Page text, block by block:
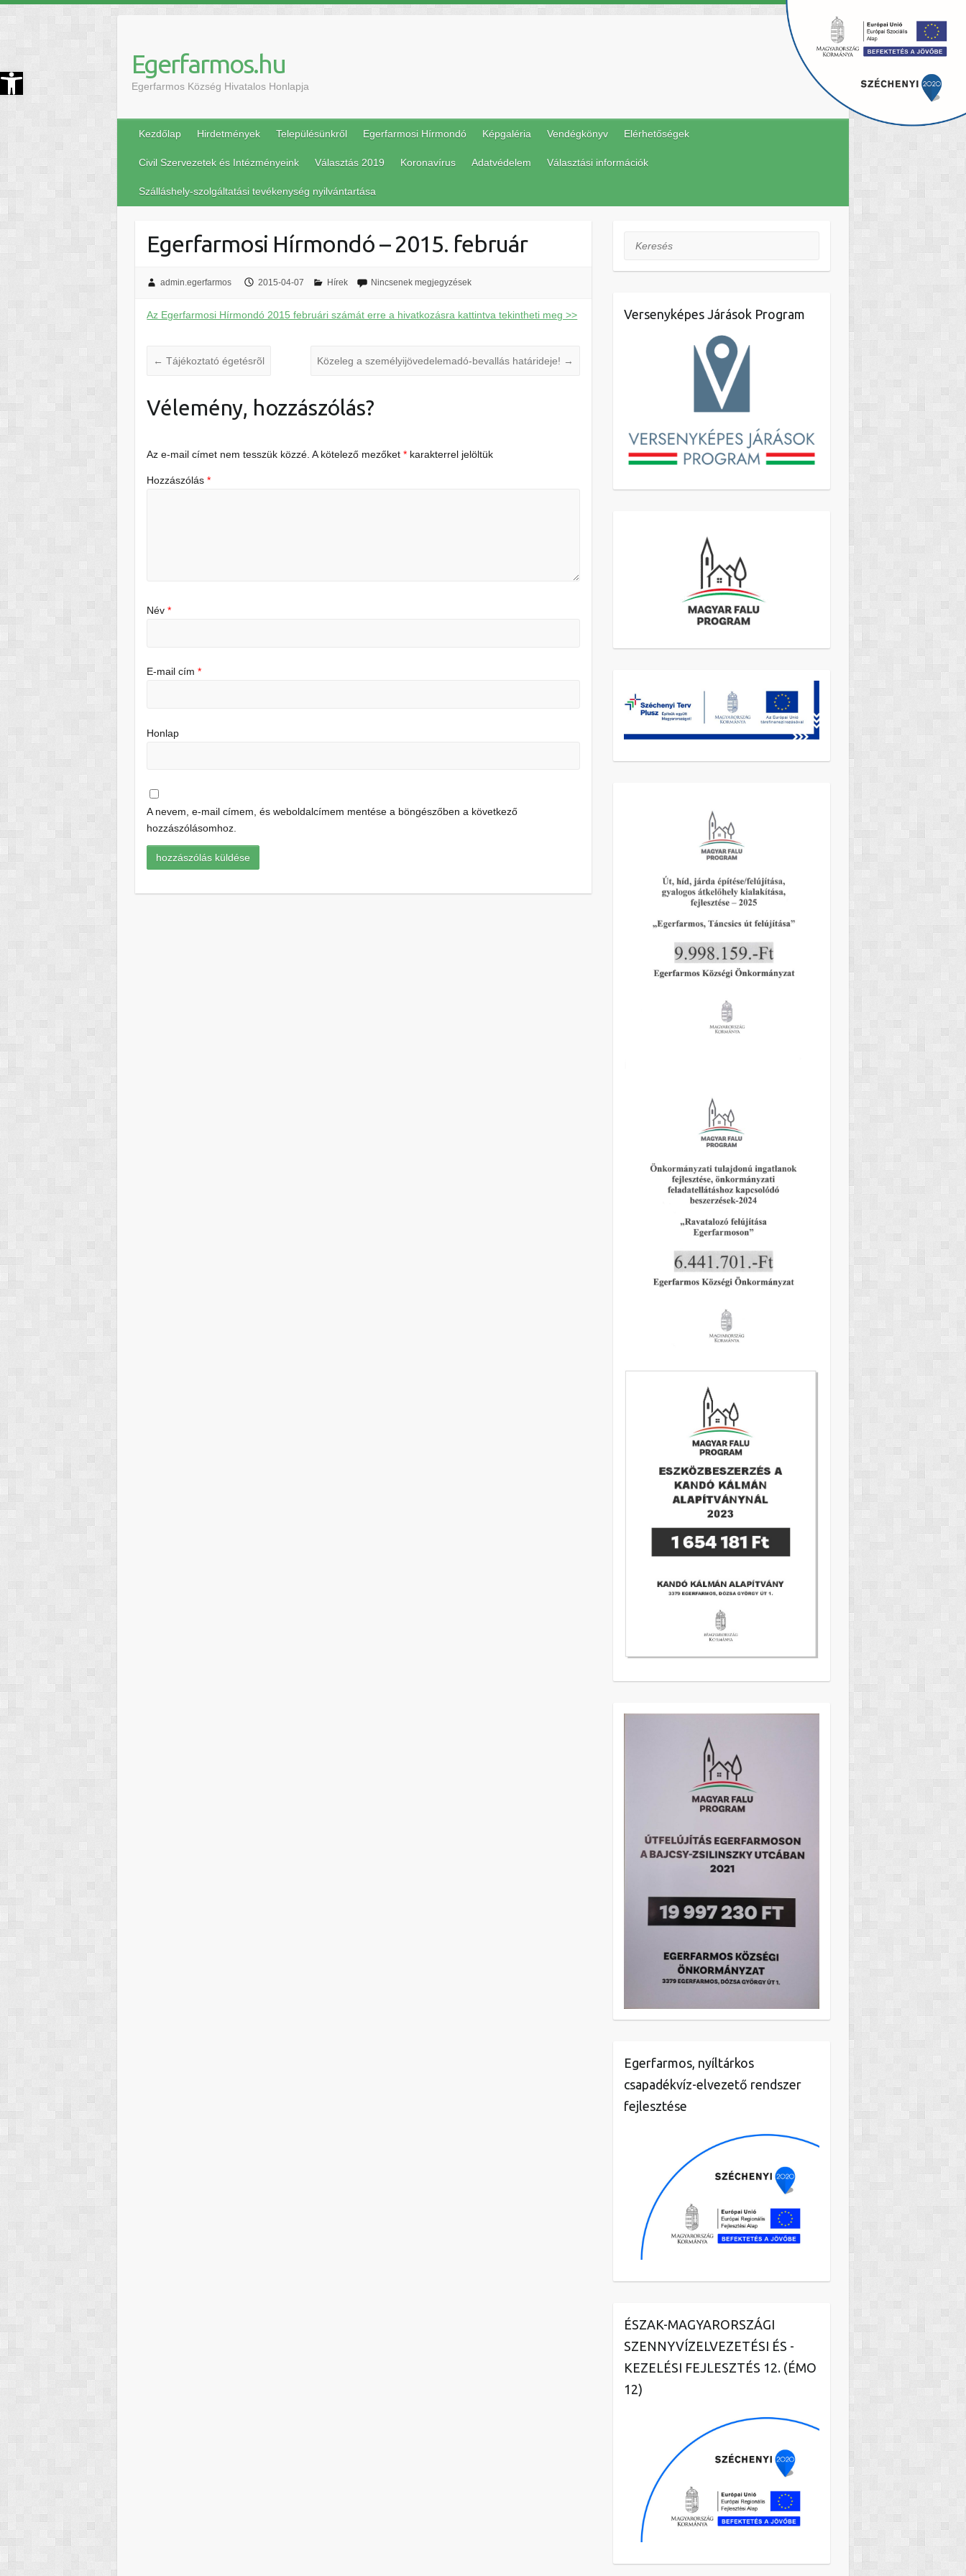
Eszköztár megnyitása Egerfarmos.hu
Egerfarmos Község Hivatalos Honlapja
Kezdőlap Hirdetmények Településünkről Egerfarmosi Hírmondó Képgaléria Vendégkönyv Elérhetőségek
Civil Szervezetek és Intézményeink Választás 2019 Koronavírus Adatvédelem Választási információk
Szálláshely-szolgáltatási tevékenység nyilvántartása
Egerfarmosi Hírmondó – 2015. február
admin.egerfarmos 2015-04-07 Hírek Nincsenek megjegyzések
Az Egerfarmosi Hírmondó 2015 februári számát erre a hivatkozásra kattintva tekintheti meg >>
← Tájékoztató égetésrõl Közeleg a személyijövedelemadó-bevallás határideje! →
Vélemény, hozzászólás?
Az e-mail címet nem tesszük közzé. A kötelező mezőket* karakterrel jelöltük
Hozzászólás*
Név*
E-mail cím*
Honlap
A nevem, e-mail címem, és weboldalcímem mentése a böngészőben a következő
hozzászólásomhoz.
Keresés
Versenyképes Járások Program
Egerfarmos, nyíltárkos
csapadékvíz-elvezető rendszer
fejlesztése
ÉSZAK-MAGYARORSZÁGI
SZENNYVÍZELVEZETÉSI ÉS -
KEZELÉSI FEJLESZTÉS 12. (ÉMO
12)